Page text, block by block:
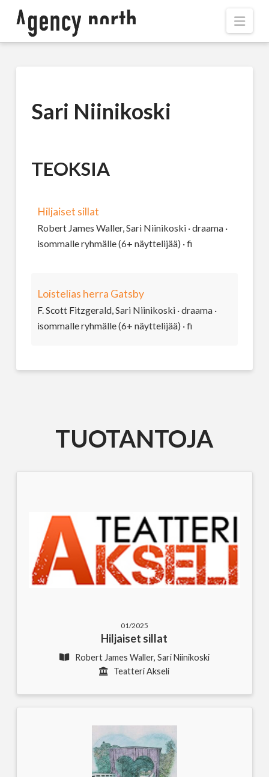
Sari Niinikoski
TEOKSIA
Hiljaiset sillat
Robert James Waller, Sari Niinikoski · draama ·
isommalle ryhmälle (6+ näyttelijää) · fi
Loistelias herra Gatsby
F. Scott Fitzgerald, Sari Niinikoski · draama ·
isommalle ryhmälle (6+ näyttelijää) · fi
TUOTANTOJA
01/2025
Hiljaiset sillat
Robert James Waller, Sari Niinikoski
Teatteri Akseli